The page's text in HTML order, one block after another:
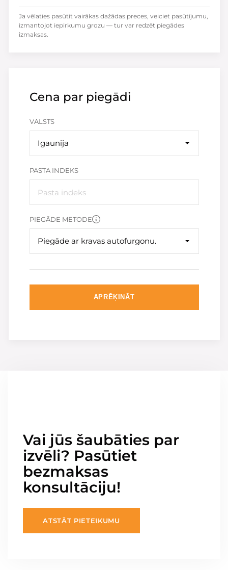
Cena par piegādi
VALSTS
Igaunija
PASTA INDEKS
PIEGĀDE METODE
Piegāde ar kravas autofurgonu.
APRĒĶINĀT
Ja vēlaties pasūtīt vairākas dažādas preces, veiciet pasūtījumu,
izmantojot iepirkumu grozu — tur var redzēt piegādes
izmaksas.
Vai jūs šaubāties par
izvēli? Pasūtiet
bezmaksas
konsultāciju!
ATSTĀT PIETEIKUMU